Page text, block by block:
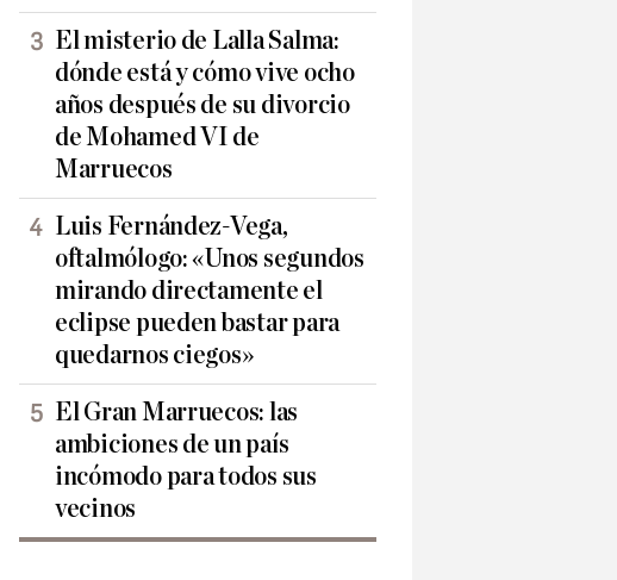
El misterio de Lalla Salma:
dónde está y cómo vive ocho
años después de su divorcio
de Mohamed VI de
Marruecos
Luis Fernández-Vega,
oftalmólogo: «Unos segundos
mirando directamente el
eclipse pueden bastar para
quedarnos ciegos»
El Gran Marruecos: las
ambiciones de un país
incómodo para todos sus
vecinos